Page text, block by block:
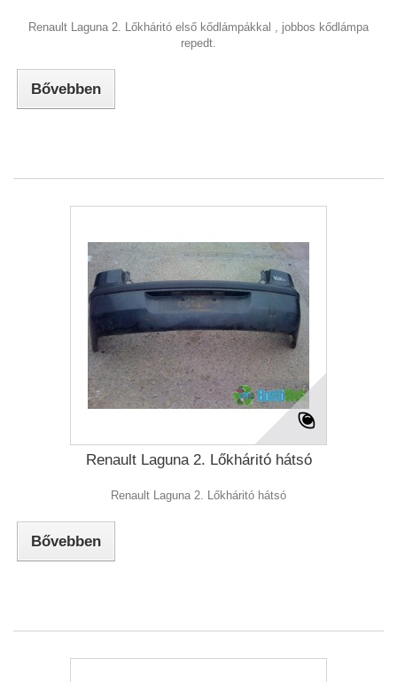
Renault Laguna 2. Lőkháritó első kődlámpákkal , jobbos kődlámpa
repedt.
Bővebben
Renault Laguna 2. Lőkháritó hátsó
Renault Laguna 2. Lőkháritó hátsó
Bővebben